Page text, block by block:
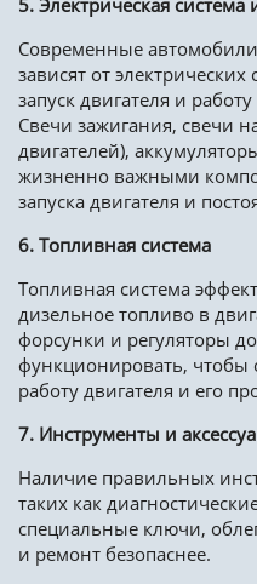
5. Электрическая система
Современные автомобили
зависят от
запуск двигателя и
Свечи зажигания, свечи
двигателей),
жизненно важными
запуска двигателя и
6. Топливная система
Топливная система
дизельное топливо в
форсунки и регуляторы
функционировать, чтобы
работу двигателя и его
7. Инструменты и
Наличие правильных
таких как
специальные ключи,
и ремонт безопаснее.